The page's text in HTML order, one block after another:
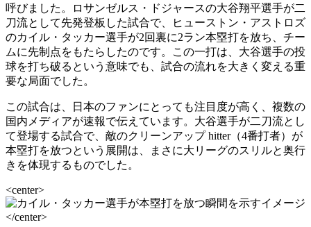
呼びました。ロサンゼルス・ドジャースの大谷翔平選手が二
刀流として先発登板した試合で、ヒューストン・アストロズ
のカイル・タッカー選手が2回裏に2ラン本塁打を放ち、チー
ムに先制点をもたらしたのです。この一打は、大谷選手の投
球を打ち破るという意味でも、試合の流れを大きく変える重
要な局面でした。
この試合は、日本のファンにとっても注目度が高く、複数の
国内メディアが速報で伝えています。大谷選手が二刀流とし
て登場する試合で、敵のクリーンアップ hitter（4番打者）が
本塁打を放つという展開は、まさに大リーグのスリルと奥行
きを体現するものでした。
<center>
</center>